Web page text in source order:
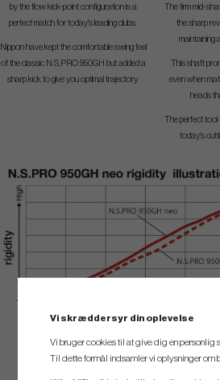
by the flow kick-point configuration is a
perfect match for today's leading clubs.
Nippon have kept the comfortable swing feel
of the classic N.S.PRO 950GH but added a
sharp kick to give you optimal trajectory.
The firm mid-
the sharp
maintaining
This shaft
even when
heads
The perfect
today's
Vi skræddersyr din oplevelse
Vi bruger cookies til at give dig en personlig
Til dette formål indsamler vi oplysninger om